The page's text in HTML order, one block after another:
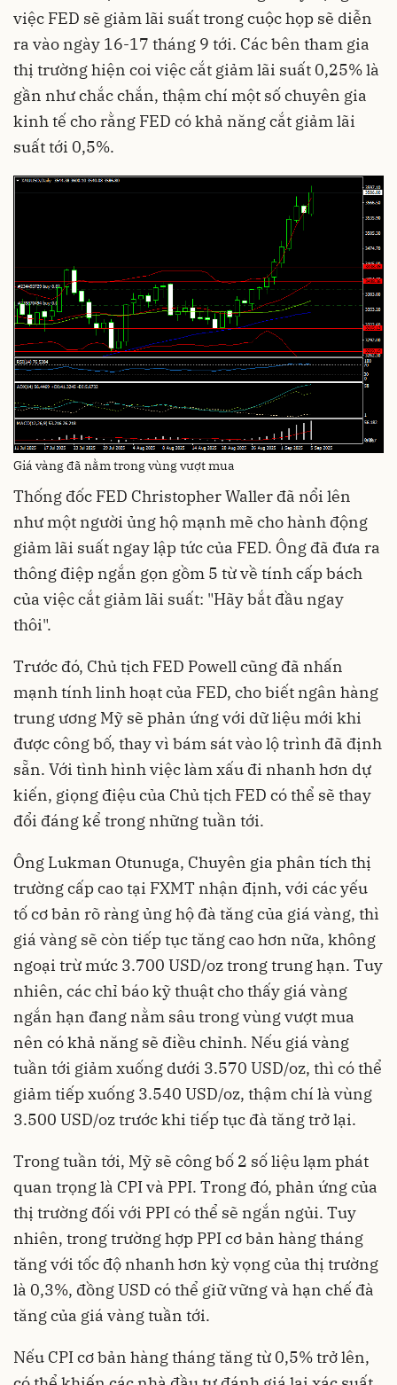
việc FED sẽ giảm lãi suất trong cuộc họp sẽ diễn
ra vào ngày 16-17 tháng 9 tới. Các bên tham gia
thị trường hiện coi việc cắt giảm lãi suất 0,25% là
gần như chắc chắn, thậm chí một số chuyên gia
kinh tế cho rằng FED có khả năng cắt giảm lãi
suất tới 0,5%.
Giá vàng đã nằm trong vùng vượt mua
Thống đốc FED Christopher Waller đã nổi lên
như một người ủng hộ mạnh mẽ cho hành động
giảm lãi suất ngay lập tức của FED. Ông đã đưa ra
thông điệp ngắn gọn gồm 5 từ về tính cấp bách
của việc cắt giảm lãi suất: "Hãy bắt đầu ngay
thôi".
Trước đó, Chủ tịch FED Powell cũng đã nhấn
mạnh tính linh hoạt của FED, cho biết ngân hàng
trung ương Mỹ sẽ phản ứng với dữ liệu mới khi
được công bố, thay vì bám sát vào lộ trình đã định
sẵn. Với tình hình việc làm xấu đi nhanh hơn dự
kiến, giọng điệu của Chủ tịch FED có thể sẽ thay
đổi đáng kể trong những tuần tới.
Ông Lukman Otunuga, Chuyên gia phân tích thị
trường cấp cao tại FXMT nhận định, với các yếu
tố cơ bản rõ ràng ủng hộ đà tăng của giá vàng, thì
giá vàng sẽ còn tiếp tục tăng cao hơn nữa, không
ngoại trừ mức 3.700 USD/oz trong trung hạn. Tuy
nhiên, các chỉ báo kỹ thuật cho thấy giá vàng
ngắn hạn đang nằm sâu trong vùng vượt mua
nên có khả năng sẽ điều chỉnh. Nếu giá vàng
tuần tới giảm xuống dưới 3.570 USD/oz, thì có thể
giảm tiếp xuống 3.540 USD/oz, thậm chí là vùng
3.500 USD/oz trước khi tiếp tục đà tăng trở lại.
Trong tuần tới, Mỹ sẽ công bố 2 số liệu lạm phát
quan trọng là CPI và PPI. Trong đó, phản ứng của
thị trường đối với PPI có thể sẽ ngắn ngủi. Tuy
nhiên, trong trường hợp PPI cơ bản hàng tháng
tăng với tốc độ nhanh hơn kỳ vọng của thị trường
là 0,3%, đồng USD có thể giữ vững và hạn chế đà
tăng của giá vàng tuần tới.
Nếu CPI cơ bản hàng tháng tăng từ 0,5% trở lên,